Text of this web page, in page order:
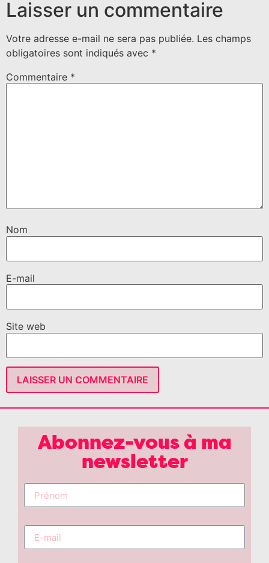
Laisser un commentaire
Votre adresse e-mail ne sera pas publiée. Les champs
obligatoires sont indiqués avec *
Commentaire *
Nom
E-mail
Site web
Abonnez-vous à ma
newsletter